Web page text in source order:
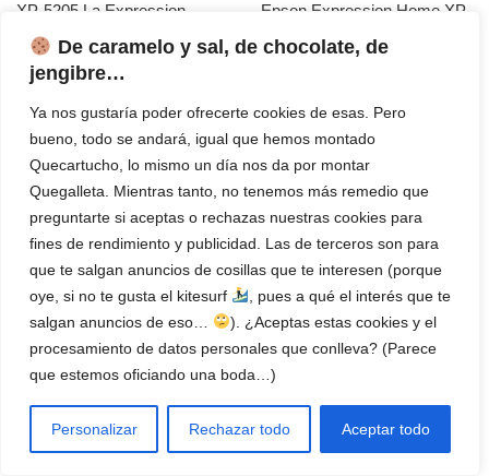
De caramelo y sal, de chocolate, de
jengibre…
Ya nos gustaría poder ofrecerte cookies de esas. Pero
bueno, todo se andará, igual que hemos montado
Quecartucho, lo mismo un día nos da por montar
Quegalleta. Mientras tanto, no tenemos más remedio que
preguntarte si aceptas o rechazas nuestras cookies para
fines de rendimiento y publicidad. Las de terceros son para
que te salgan anuncios de cosillas que te interesen (porque
oye, si no te gusta el kitesurf
, pues a qué el interés que te
salgan anuncios de eso…
). ¿Aceptas estas cookies y el
procesamiento de datos personales que conlleva? (Parece
que estemos oficiando una boda…)
Personalizar Rechazar todo Aceptar todo
XP-5205 La Expression
Home XP-5205 es una 3 en 1
con un diseño ...
Leer Más
Epson Expression Home XP-
2205 La Expression Home
XP-2200 es un equipo
Leer Más
Impresora HP DeskJet
3750 | Review del
Experto
3750 Se trata de una de las
joyas más preciadas de la
Impresora Canon
imagePROGRAF PRO-
300 A3 Plus | Review
del Experto
imagePROGRAF PRO-300